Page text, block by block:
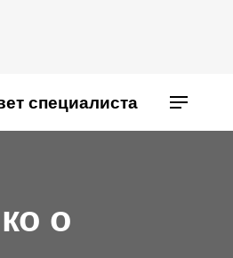
специалиста
о